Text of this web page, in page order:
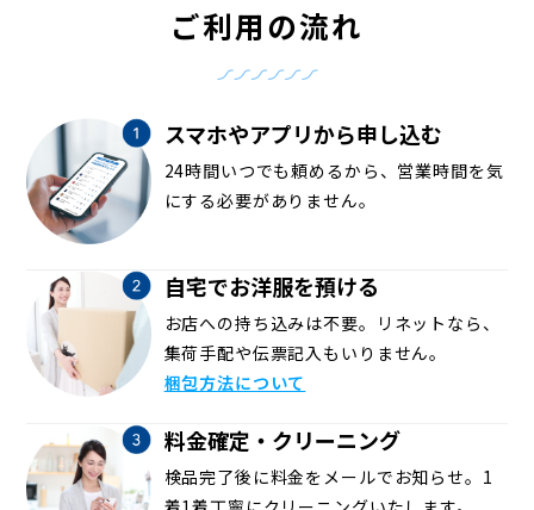
ご利用の流れ
スマホやアプリから申し込む
24時間いつでも頼めるから、営業時間を気
にする必要がありません。
自宅でお洋服を預ける
お店への持ち込みは不要。リネットなら、
集荷手配や伝票記入もいりません。
梱包方法について
料金確定・クリーニング
検品完了後に料金をメールでお知らせ。1